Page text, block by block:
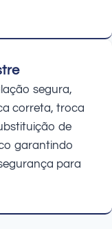
segura,
correta, troca
de
garantindo
para